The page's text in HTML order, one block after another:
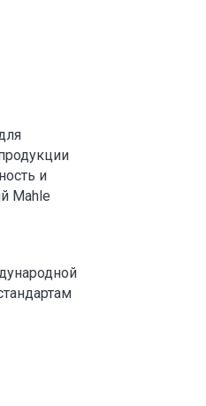
и
Mahle